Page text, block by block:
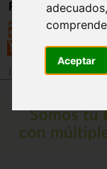
Aceptar
Registro
Revista